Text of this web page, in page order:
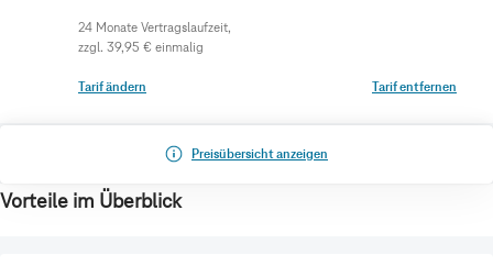
zzgl. 39,95 € einmalig
Tarif ändern Tarif entfernen
Preisübersicht anzeigen
Vorteile im Überblick